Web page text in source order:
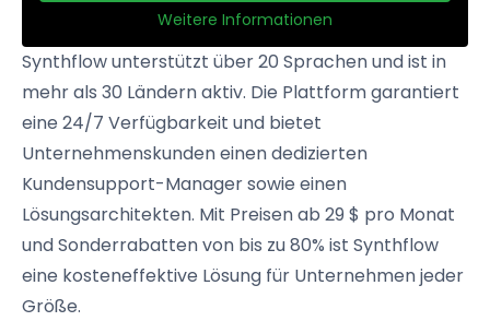
Weitere Informationen
Synthflow unterstützt über 20 Sprachen und ist in
mehr als 30 Ländern aktiv. Die Plattform garantiert
eine 24/7 Verfügbarkeit und bietet
Unternehmenskunden einen dedizierten
Kundensupport-Manager sowie einen
Lösungsarchitekten. Mit Preisen ab 29 $ pro Monat
und Sonderrabatten von bis zu 80% ist Synthflow
eine kosteneffektive Lösung für Unternehmen jeder
Größe.